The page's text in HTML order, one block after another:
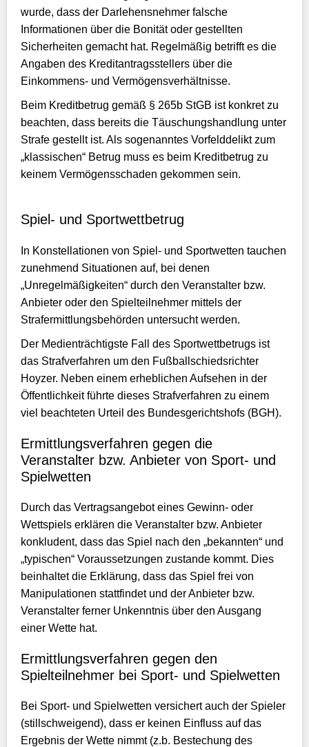
wurde, dass der Darlehensnehmer falsche
Informationen über die Bonität oder gestellten
Sicherheiten gemacht hat. Regelmäßig betrifft es die
Angaben des Kreditantragsstellers über die
Einkommens- und Vermögensverhältnisse.
Beim Kreditbetrug gemäß § 265b StGB ist konkret zu
beachten, dass bereits die Täuschungshandlung unter
Strafe gestellt ist. Als sogenanntes Vorfelddelikt zum
„klassischen“ Betrug muss es beim Kreditbetrug zu
keinem Vermögensschaden gekommen sein.
Spiel- und Sportwettbetrug
In Konstellationen von Spiel- und Sportwetten tauchen
zunehmend Situationen auf, bei denen
„Unregelmäßigkeiten“ durch den Veranstalter bzw.
Anbieter oder den Spielteilnehmer mittels der
Strafermittlungsbehörden untersucht werden.
Der Medienträchtigste Fall des Sportwettbetrugs ist
das Strafverfahren um den Fußballschiedsrichter
Hoyzer. Neben einem erheblichen Aufsehen in der
Öffentlichkeit führte dieses Strafverfahren zu einem
viel beachteten Urteil des Bundesgerichtshofs (BGH).
Ermittlungsverfahren gegen die
Veranstalter bzw. Anbieter von Sport- und
Spielwetten
Durch das Vertragsangebot eines Gewinn- oder
Wettspiels erklären die Veranstalter bzw. Anbieter
konkludent, dass das Spiel nach den „bekannten“ und
„typischen“ Voraussetzungen zustande kommt. Dies
beinhaltet die Erklärung, dass das Spiel frei von
Manipulationen stattfindet und der Anbieter bzw.
Veranstalter ferner Unkenntnis über den Ausgang
einer Wette hat.
Ermittlungsverfahren gegen den
Spielteilnehmer bei Sport- und Spielwetten
Bei Sport- und Spielwetten versichert auch der Spieler
(stillschweigend), dass er keinen Einfluss auf das
Ergebnis der Wette nimmt (z.b. Bestechung des